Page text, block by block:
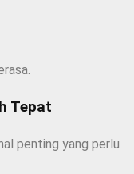
Tepat
penting yang perlu